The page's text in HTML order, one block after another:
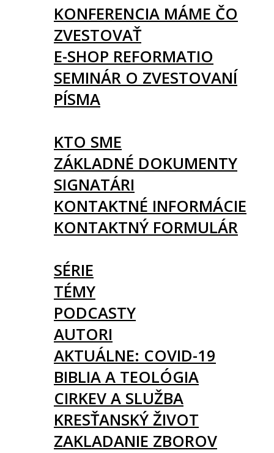
KONFERENCIA MÁME ČO
ZVESTOVAŤ
E-SHOP REFORMATIO
SEMINÁR O ZVESTOVANÍ
PÍSMA
KTO SME
ZÁKLADNÉ DOKUMENTY
SIGNATÁRI
KONTAKTNÉ INFORMÁCIE
KONTAKTNÝ FORMULÁR
SÉRIE
TÉMY
PODCASTY
AUTORI
AKTUÁLNE: COVID-19
BIBLIA A TEOLÓGIA
CIRKEV A SLUŽBA
KRESŤANSKÝ ŽIVOT
ZAKLADANIE ZBOROV